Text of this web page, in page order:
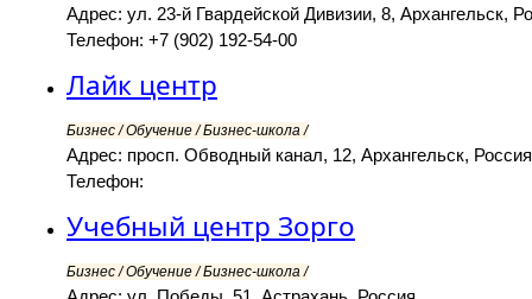
Адрес: ул. 23-й Гвардейской Дивизии, 8, Архангельск,
Телефон: +7 (902) 192-54-00
Лайк центр
Бизнес / Обучение / Бизнес-школа /
Адрес: просп. Обводный канал, 12, Архангельск, Россия
Телефон:
Учебный центр Зорго
Бизнес / Обучение / Бизнес-школа /